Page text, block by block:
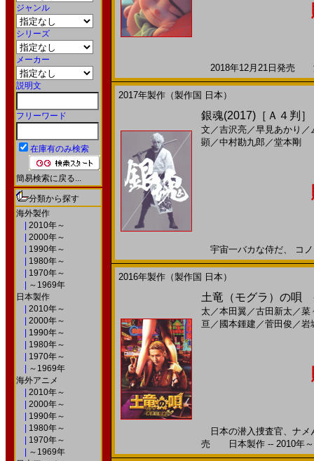
ジャンル
シリーズ
メーカー
説明文
フリーワード
在庫有のみ検索
簡易検索に戻る...
分類から探す
海外製作
2010年～
2000年～
1990年～
1980年～
1970年～
～1969年
日本製作
2010年～
2000年～
1990年～
1980年～
1970年～
～1969年
海外アニメ
2010年～
2000年～
1990年～
1980年～
1970年～
～1969年
2018年12月21日発売
2017年製作（製作国 日本）
銀魂(2017)［Ａ４判］
文 ／吉沢亮／早見あかり ／
顕／中村勘九郎 ／堂本剛
宇宙一バカな侍だ、 コ
2016年製作（製作国 日本）
土竜（モグラ）の唄
太 ／本田翼／古田新太 ／菜
亘 ／ 國本鍾建 ／菅田俊 ／岩
日本の潜入捜査官、ナ
売 日本製作 -- 2010年～